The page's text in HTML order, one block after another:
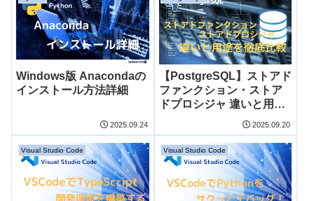
Windows版 Anacondaの
インストール方法詳細
2025.09.24
【PostgreSQL】ストアド
ファンクション・ストア
ドプロシジャ 違いと用途
を徹底比較（初心者）
2025.09.20
Visual Studio Code Visual Studio Code